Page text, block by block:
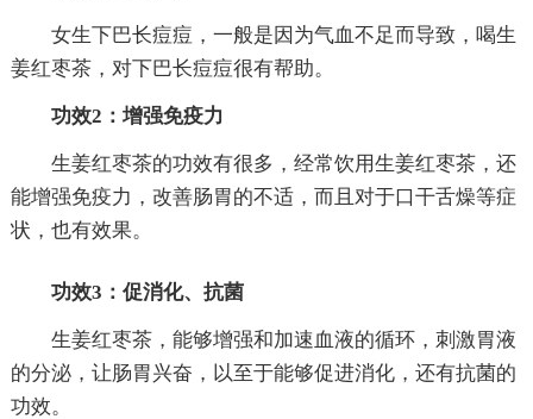
女生下巴长痘痘，一般是因为气血不足而导致，喝生
姜红枣茶，对下巴长痘痘很有帮助。
功效2：增强免疫力
生姜红枣茶的功效有很多，经常饮用生姜红枣茶，还
能增强免疫力，改善肠胃的不适，而且对于口干舌燥等症
状，也有效果。
功效3：促消化、抗菌
生姜红枣茶，能够增强和加速血液的循环，刺激胃液
的分泌，让肠胃兴奋，以至于能够促进消化，还有抗菌的
功效。